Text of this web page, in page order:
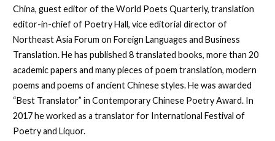
China, guest editor of the World Poets Quarterly, translation
editor-in-chief of Poetry Hall, vice editorial director of
Northeast Asia Forum on Foreign Languages and Business
Translation. He has published 8 translated books, more than 20
academic papers and many pieces of poem translation, modern
poems and poems of ancient Chinese styles. He was awarded
“Best Translator” in Contemporary Chinese Poetry Award. In
2017 he worked as a translator for International Festival of
Poetry and Liquor.